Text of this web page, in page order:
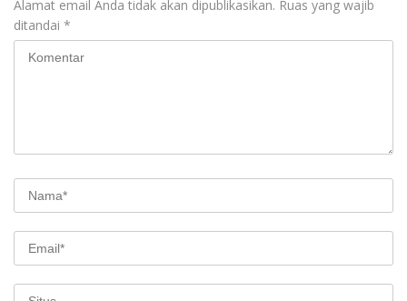
Alamat email Anda tidak akan dipublikasikan. Ruas yang wajib
ditandai *